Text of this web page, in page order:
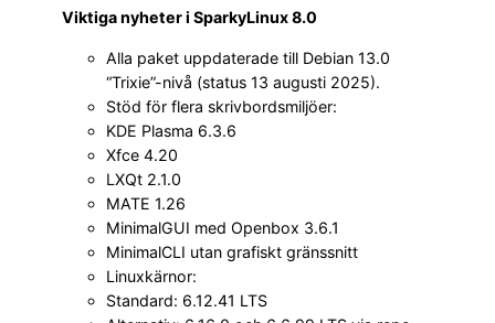
Viktiga nyheter i SparkyLinux 8.0
Alla paket uppdaterade till Debian 13.0
“Trixie”-nivå (status 13 augusti 2025).
Stöd för flera skrivbordsmiljöer:
KDE Plasma 6.3.6
Xfce 4.20
LXQt 2.1.0
MATE 1.26
MinimalGUI med Openbox 3.6.1
MinimalCLI utan grafiskt gränssnitt
Linuxkärnor:
Standard: 6.12.41 LTS